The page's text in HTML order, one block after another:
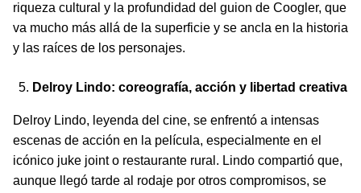
riqueza cultural y la profundidad del guion de Coogler, que
va mucho más allá de la superficie y se ancla en la historia
y las raíces de los personajes.
Delroy Lindo: coreografía, acción y libertad creativa
Delroy Lindo, leyenda del cine, se enfrentó a intensas
escenas de acción en la película, especialmente en el
icónico juke joint o restaurante rural. Lindo compartió que,
aunque llegó tarde al rodaje por otros compromisos, se